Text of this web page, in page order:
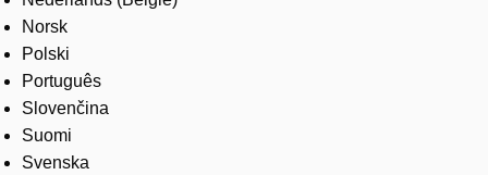
Norsk
Polski
Português
Slovenčina
Suomi
Svenska